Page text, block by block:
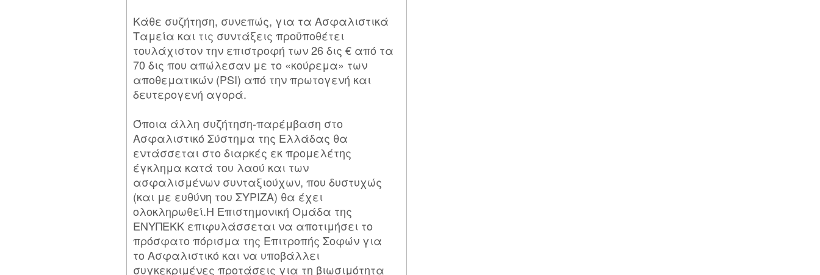
Κάθε συζήτηση, συνεπώς, για τα Ασφαλιστικά
Ταμεία και τις συντάξεις προϋποθέτει
τουλάχιστον την επιστροφή των 26 δις € από τα
70 δις που απώλεσαν με το «κούρεμα» των
αποθεματικών (PSI) από την πρωτογενή και
δευτερογενή αγορά.
Όποια άλλη συζήτηση-παρέμβαση στο
Ασφαλιστικό Σύστημα της Ελλάδας θα
εντάσσεται στο διαρκές εκ προμελέτης
έγκλημα κατά του λαού και των
ασφαλισμένων συνταξιούχων, που δυστυχώς
(και με ευθύνη του ΣΥΡΙΖΑ) θα έχει
ολοκληρωθεί.Η Επιστημονική Ομάδα της
ΕΝΥΠΕΚΚ επιφυλάσσεται να αποτιμήσει το
πρόσφατο πόρισμα της Επιτροπής Σοφών για
το Ασφαλιστικό και να υποβάλλει
συγκεκριμένες προτάσεις για τη βιωσιμότητα